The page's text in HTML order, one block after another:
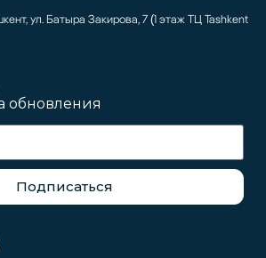
ул. Батыра Закирова, 7 (1 этаж ТЦ Tashkent
обновления
Подписаться